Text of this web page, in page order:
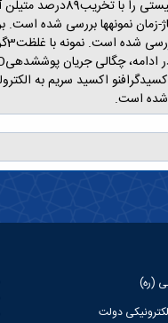
شده است.
(ره)
دولت